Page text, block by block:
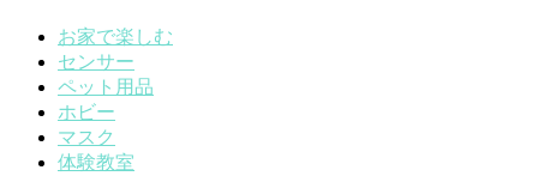
お家で楽しむ
センサー
ペット用品
ホビー
マスク
体験教室